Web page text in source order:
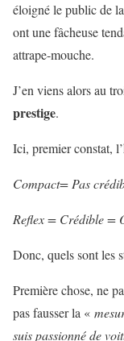
éloigné le public de
ont une fâcheuse
attrape-mouche.
J’en viens alors au
prestige.
Ici, premier constat,
Compact= Pas
Reflex = Crédible =
Donc, quels sont les
Première chose, ne
pas fausser la «
suis passionné de